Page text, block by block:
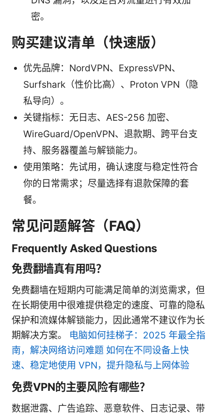
密。
购买建议清单（快速版）
优先品牌：NordVPN、ExpressVPN、
Surfshark（性价比高）、Proton VPN（隐
私导向）。
关键指标：无日志、AES-256 加密、
WireGuard/OpenVPN、退款期、跨平台支
持、服务器覆盖与解锁能力。
使用策略：先试用，确认速度与稳定性符合
你的日常需求；尽量选择有退款保障的套
餐。
常见问题解答（FAQ）
Frequently Asked Questions
免费翻墙真有用吗？
免费翻墙在短期内可能满足简单的浏览需求，但
在长期使用中很难提供稳定的速度、可靠的隐私
保护和流媒体解锁能力，因此通常不建议作为长
期解决方案。 电脑如何挂梯子：2025 年最全指
南，解决网络访问难题 如何在不同设备上快
速、稳定地使用 VPN，提升隐私与上网体验
免费VPN的主要风险有哪些？
数据泄露、广告追踪、恶意软件、日志记录、带